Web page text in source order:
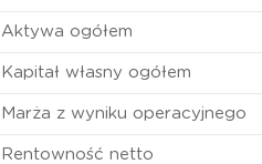
Aktywa ogółem
Kapitał własny ogółem
Marża z wyniku operacyjnego
Rentowność netto